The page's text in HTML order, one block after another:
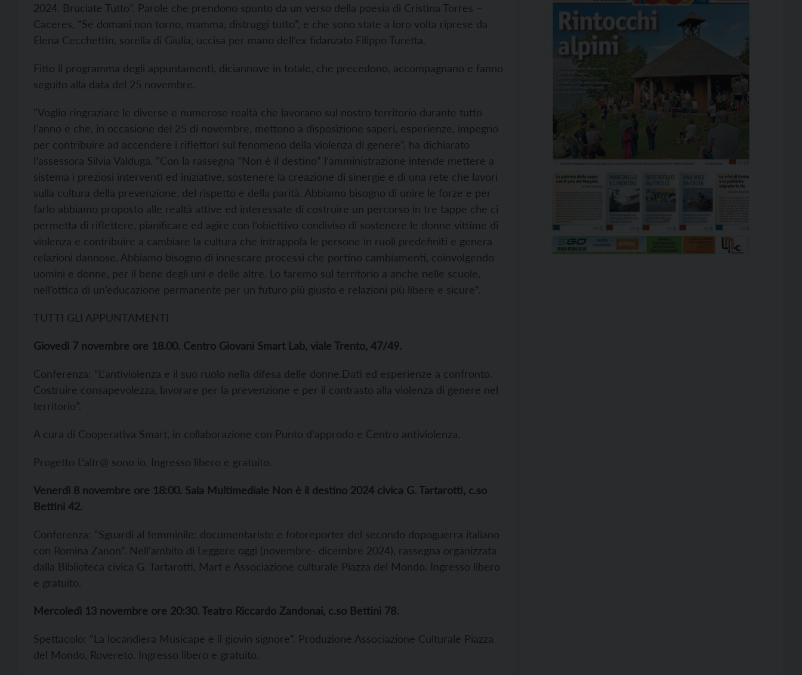
2024. Bruciate Tutto”. Parole che prendono spunto da un verso della poesia di Cristina Torres –
Caceres, “Se domani non torno, mamma, distruggi tutto”, e che sono state a loro volta riprese da
Elena Cecchettin, sorella di Giulia, uccisa per mano dell’ex fidanzato Filippo Turetta.
Fitto il programma degli appuntamenti, diciannove in totale, che precedono, accompagnano e fanno
seguito alla data del 25 novembre.
“Voglio ringraziare le diverse e numerose realtà che lavorano sul nostro territorio durante tutto
l’anno e che, in occasione del 25 di novembre, mettono a disposizione saperi, esperienze, impegno
per contribuire ad accendere i riflettori sul fenomeno della violenza di genere”, ha dichiarato
l’assessora Silvia Valduga. “Con la rassegna “Non è il destino” l’amministrazione intende mettere a
sistema i preziosi interventi ed iniziative, sostenere la creazione di sinergie e di una rete che lavori
sulla cultura della prevenzione, del rispetto e della parità. Abbiamo bisogno di unire le forze e per
farlo abbiamo proposto alle realtà attive ed interessate di costruire un percorso in tre tappe che ci
permetta di riflettere, pianificare ed agire con l’obiettivo condiviso di sostenere le donne vittime di
violenza e contribuire a cambiare la cultura che intrappola le persone in ruoli predefiniti e genera
relazioni dannose. Abbiamo bisogno di innescare processi che portino cambiamenti, coinvolgendo
uomini e donne, per il bene degli uni e delle altre. Lo faremo sul territorio a anche nelle scuole,
nell’ottica di un’educazione permanente per un futuro più giusto e relazioni più libere e sicure”.
TUTTI GLI APPUNTAMENTI
Giovedì 7 novembre ore 18.00. Centro Giovani Smart Lab, viale Trento, 47/49.
Conferenza: ”L’antiviolenza e il suo ruolo nella difesa delle donne.Dati ed esperienze a confronto.
Costruire consapevolezza, lavorare per la prevenzione e per il contrasto alla violenza di genere nel
territorio”.
A cura di Cooperativa Smart, in collaborazione con Punto d’approdo e Centro antiviolenza.
Progetto L’altr@ sono io. Ingresso libero e gratuito.
Venerdì 8 novembre ore 18:00. Sala Multimediale Non è il destino 2024 civica G. Tartarotti, c.so
Bettini 42.
Conferenza: “Sguardi al femminile: documentariste e fotoreporter del secondo dopoguerra italiano
con Romina Zanon”. Nell’ambito di Leggere oggi (novembre- dicembre 2024), rassegna organizzata
dalla Biblioteca civica G. Tartarotti, Mart e Associazione culturale Piazza del Mondo. Ingresso libero
e gratuito.
Mercoledì 13 novembre ore 20:30. Teatro Riccardo Zandonai, c.so Bettini 78.
Spettacolo: “La locandiera Musicape e il giovin signore”. Produzione Associazione Culturale Piazza
del Mondo, Rovereto. Ingresso libero e gratuito.